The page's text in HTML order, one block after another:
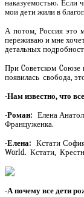
наказуемостью. Если
мои дети жили в
А потом, Россия это
переживаю и мне
детальных
ПриCоветском Cоюзе
появилась свобода,
-Нам известно, что
-Роман: Елена
Француженка.
-Елена: Кстати
World. Кстати,
-А почему все дети